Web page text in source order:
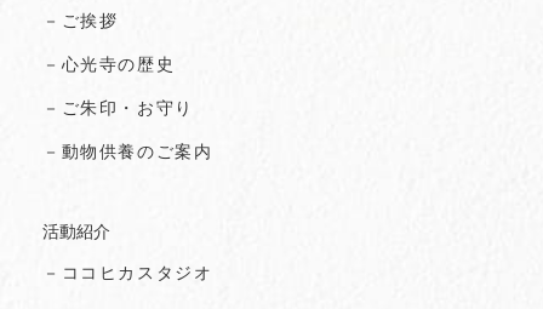
－ご挨拶
－心光寺の歴史
－ご朱印・お守り
－動物供養のご案内
活動紹介
－ココヒカスタジオ